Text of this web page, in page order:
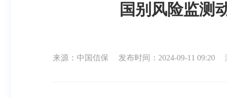
国别风险监测
来源：中国信保 发布时间：2024-09-11 09:20